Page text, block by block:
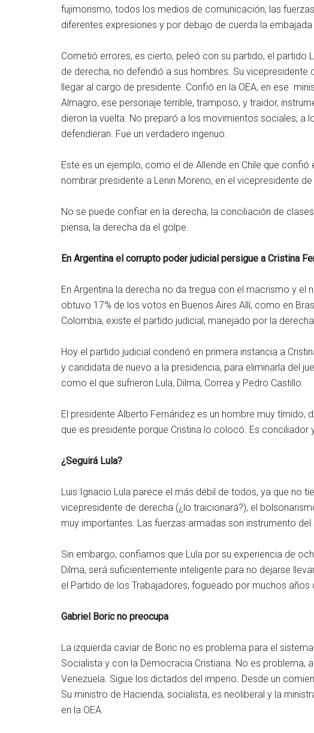
fujimorismo, todos los medios de comunicación, las
diferentes expresiones y por debajo de cuerda la
Cometió errores, es cierto, peleó con su partido, el partido
de derecha, no defendió a sus hombres. Su
llegar al cargo de presidente. Confió en la OEA, en ese
Almagro, ese personaje terrible, tramposo, y traidor,
dieron la vuelta. No preparó a los movimientos sociales, a
defendieran. Fue un verdadero ingenuo.
Este es un ejemplo, como el de Allende en Chile que confió
nombrar presidente a Lenin Moreno, en el vicepresidente
No se puede confiar en la derecha, la conciliación de
piensa, la derecha da el golpe.
En Argentina el corrupto poder judicial persigue a Cristina
En Argentina la derecha no da tregua con el macrismo y el
obtuvo 17% de los votos en Buenos Aires Allí, como en
Colombia, existe el partido judicial, manejado por la
Hoy el partido judicial condenó en primera instancia a
y candidata de nuevo a la presidencia, para eliminarla del
como el que sufrieron Lula, Dilma, Correa y Pedro Castillo.
El presidente Alberto Fernández es un hombre muy tímido,
que es presidente porque Cristina lo colocó. Es
¿Seguirá Lula?
Luis Ignacio Lula parece el más débil de todos, ya que no
vicepresidente de derecha (¿lo traicionará?), el
muy importantes. Las fuerzas armadas son instrumento
Sin embargo, confiamos que Lula por su experiencia de
Dilma, será suficientemente inteligente para no dejarse
el Partido de los Trabajadores, fogueado por muchos años
Gabriel Boric no preocupa
La izquierda caviar de Boric no es problema para el
Socialista y con la Democracia Cristiana. No es problema,
Venezuela. Sigue los dictados del imperio. Desde un
Su ministro de Hacienda, socialista, es neoliberal y la
en la OEA.